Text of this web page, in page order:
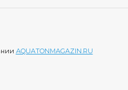
AQUATONMAGAZIN.RU